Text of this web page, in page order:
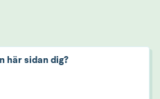
här sidan dig?